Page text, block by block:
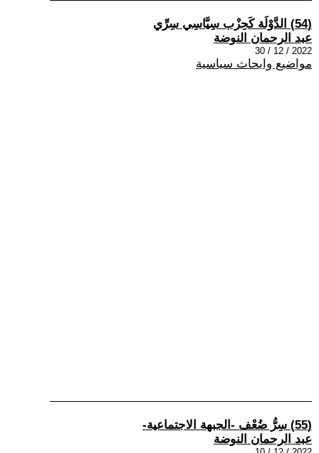
(54) الدَّوْلَة كَحِزْب سِيَّاسِي سِرِّي
عبد الرحمان النوضة
2022 / 12 / 30
مواضيع وابحاث سياسية
(55) سِرُّ ضُعْف -الجبهة الاجتماعية-
عبد الرحمان النوضة